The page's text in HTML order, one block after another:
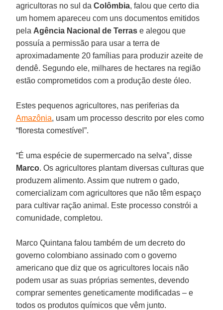
agricultoras no sul daColômbia, falou que certo dia
um homem apareceu com uns documentos emitidos
pela Agência Nacional de Terras e alegou que
possuía a permissão para usar a terra de
aproximadamente 20 famílias para produzir azeite de
dendê. Segundo ele, milhares de hectares na região
estão comprometidos com a produção deste óleo.
Estes pequenos agricultores, nas periferias da
Amazônia, usam um processo descrito por eles como
“floresta comestível”.
“É uma espécie de supermercado na selva”, disse
Marco. Os agricultores plantam diversas culturas que
produzem alimento. Assim que nutrem o gado,
comercializam com agricultores que não têm espaço
para cultivar ração animal. Este processo constrói a
comunidade, completou.
Marco Quintana falou também de um decreto do
governo colombiano assinado com o governo
americano que diz que os agricultores locais não
podem usar as suas próprias sementes, devendo
comprar sementes geneticamente modificadas – e
todos os produtos químicos que vêm junto.